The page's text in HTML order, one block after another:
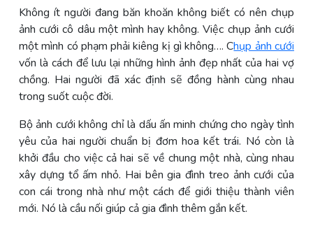
Không ít người đang băn khoăn không biết có nên chụp
ảnh cưới cô dâu một mình hay không. Việc chụp ảnh cưới
một mình có phạm phải kiêng kị gì không…. Chụp ảnh cưới
vốn là cách để lưu lại những hình ảnh đẹp nhất của hai vợ
chồng. Hai người đã xác định sẽ đồng hành cùng nhau
trong suốt cuộc đời.
Bộ ảnh cưới không chỉ là dấu ấn minh chứng cho ngày tình
yêu của hai người chuẩn bị đơm hoa kết trái. Nó còn là
khởi đầu cho việc cả hai sẽ về chung một nhà, cùng nhau
xây dựng tổ ấm nhỏ. Hai bên gia đình treo ảnh cưới của
con cái trong nhà như một cách để giới thiệu thành viên
mới. Nó là cầu nối giúp cả gia đình thêm gắn kết.